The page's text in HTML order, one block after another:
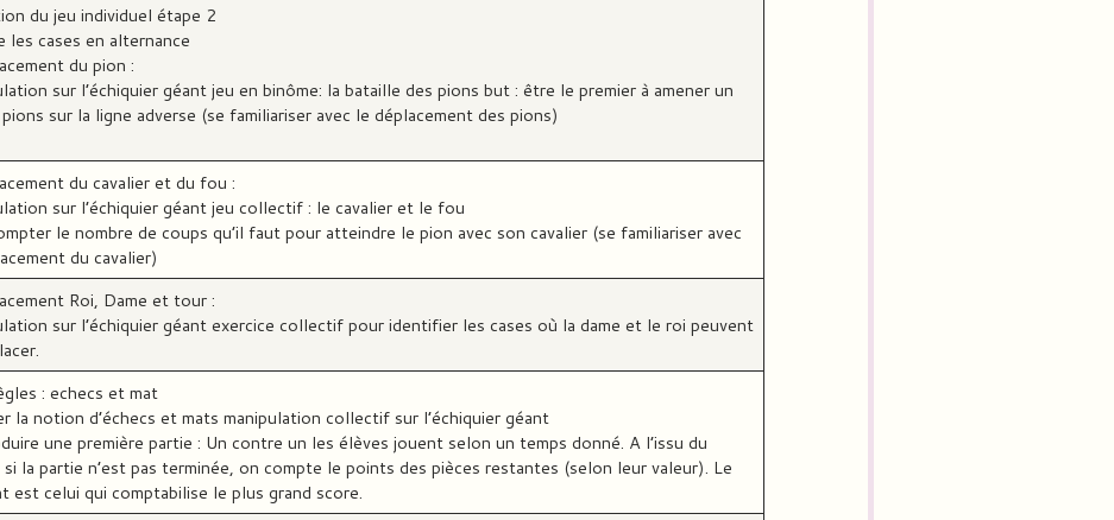
du jeu individuel étape 2
les cases en alternance
du pion :
sur l’échiquier géant jeu en binôme: la bataille des pions but : être le premier à amener un
sur la ligne adverse (se familiariser avec le déplacement des pions)
du cavalier et du fou :
sur l’échiquier géant jeu collectif : le cavalier et le fou
le nombre de coups qu’il faut pour atteindre le pion avec son cavalier (se familiariser avec
du cavalier)
Roi, Dame et tour :
sur l’échiquier géant exercice collectif pour identifier les cases où la dame et le roi peuvent
: echecs et mat
la notion d’échecs et mats manipulation collectif sur l’échiquier géant
une première partie : Un contre un les élèves jouent selon un temps donné. A l’issu du
si la partie n’est pas terminée, on compte le points des pièces restantes (selon leur valeur). Le
est celui qui comptabilise le plus grand score.